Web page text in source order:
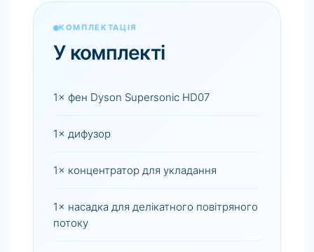
КОМПЛЕКТАЦІЯ
У комплекті
1× фен Dyson Supersonic HD07
1× дифузор
1× концентратор для укладання
1× насадка для делікатного повітряного
потоку